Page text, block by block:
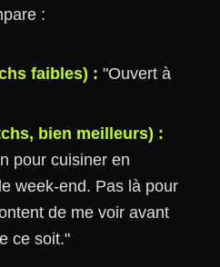
:
faibles) : "Ouvert à
bien meilleurs) :
pour cuisiner en
week-end. Pas là pour
de me voir avant
ce soit."